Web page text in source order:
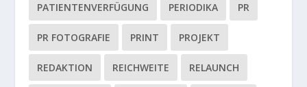
PATIENTENVERFÜGUNG PERIODIKA PR
PR FOTOGRAFIE PRINT PROJEKT
REDAKTION REICHWEITE RELAUNCH